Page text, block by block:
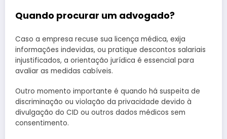
Quando procurar um advogado?
Caso a empresa recuse sua licença médica, exija
informações indevidas, ou pratique descontos salariais
injustificados, a orientação jurídica é essencial para
avaliar as medidas cabíveis.
Outro momento importante é quando há suspeita de
discriminação ou violação da privacidade devido à
divulgação do CID ou outros dados médicos sem
consentimento.